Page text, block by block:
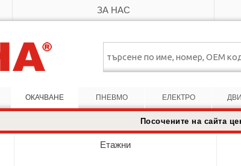
ЗА НАС
ОКАЧВАНЕ ПНЕВМО ЕЛЕКТРО
Посочените на сайта
Етажни